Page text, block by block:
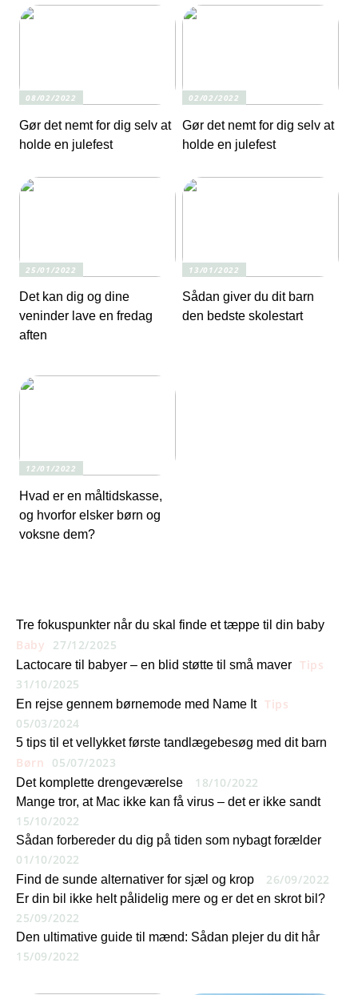
08/02/2022
Gør det nemt for dig selv at
holde en julefest
02/02/2022
Gør det nemt for dig selv at
holde en julefest
25/01/2022
Det kan dig og dine
veninder lave en fredag
aften
13/01/2022
Sådan giver du dit barn
den bedste skolestart
12/01/2022
Hvad er en måltidskasse,
og hvorfor elsker børn og
voksne dem?
Tre fokuspunkter når du skal finde et tæppe til din baby
Baby 27/12/2025
Lactocare til babyer – en blid støtte til små maver Tips
31/10/2025
En rejse gennem børnemode med Name It Tips
05/03/2024
5 tips til et vellykket første tandlægebesøg med dit barn
Børn 05/07/2023
Det komplette drengeværelse 18/10/2022
Mange tror, at Mac ikke kan få virus – det er ikke sandt
15/10/2022
Sådan forbereder du dig på tiden som nybagt forælder
01/10/2022
Find de sunde alternativer for sjæl og krop 26/09/2022
Er din bil ikke helt pålidelig mere og er det en skrot bil?
25/09/2022
Den ultimative guide til mænd: Sådan plejer du dit hår
15/09/2022